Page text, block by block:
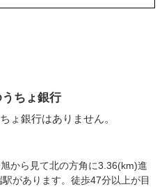
ちょ銀行
ょ銀行はありません。
から見て北の方角に3.36(km)進
があります。徒歩47分以上が目